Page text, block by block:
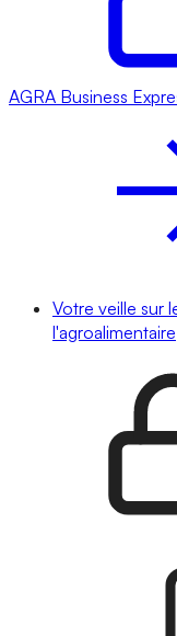
AGRA Business
Votre veille sur
l'agroalimentaire